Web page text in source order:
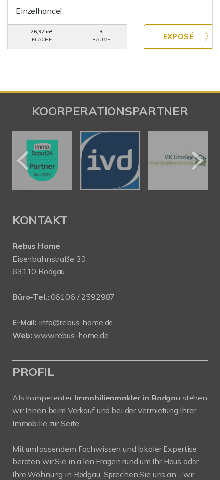
Einzelhandel
26,97 m²
FLÄCHE
3
RÄUME
KOORPERATIONSPARTNER
KONTAKT
Rebus Home
Eisenbahnstraße 30
63110 Rodgau
Büro-Tel.:06106 / 2592987
E-Mail: info@rebus-home.de
Web:www.rebus-home.de
PROFIL
Als kompetenter Immobilienmakler in Rodgau stehen
wir Ihnen beim Verkauf und bei der Vermietung Ihrer
Immobilie zur Seite.
Mit umfassendem Fachwissen und lokaler Expertise
beraten wir Sie in allen Fragen rund um Ihr Haus oder
Ihre Wohnung in Rodgau. Sprechen Sie uns an - wir